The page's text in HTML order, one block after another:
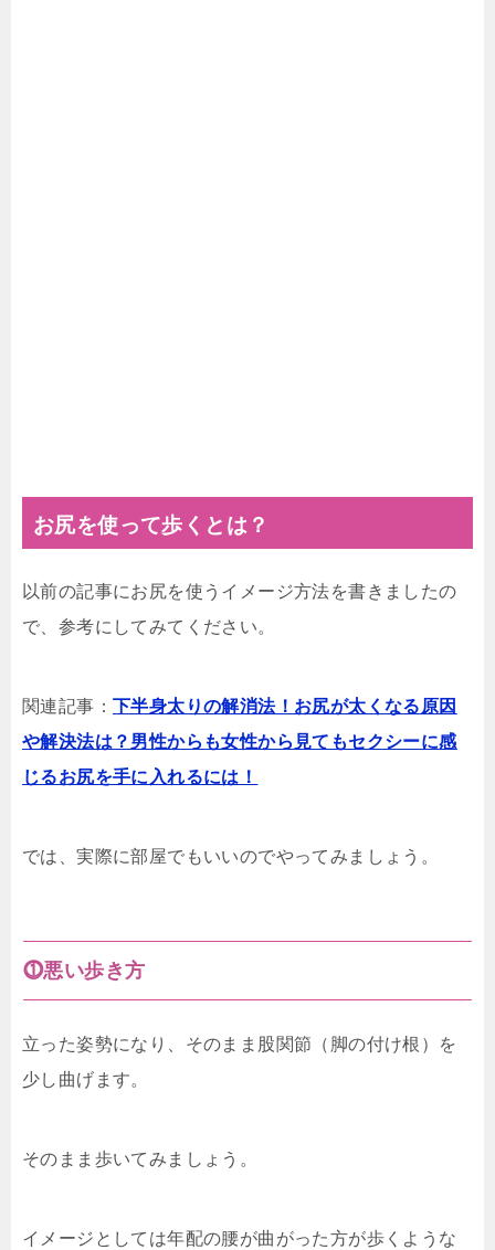
お尻を使って歩くとは？
以前の記事にお尻を使うイメージ方法を書きましたの
で、参考にしてみてください。
関連記事： 下半身太りの解消法！お尻が太くなる原因
や解決法は？男性からも女性から見てもセクシーに感
じるお尻を手に入れるには！
では、実際に部屋でもいいのでやってみましょう。
⓵悪い歩き方
立った姿勢になり、そのまま股関節（脚の付け根）を
少し曲げます。
そのまま歩いてみましょう。
イメージとしては年配の腰が曲がった方が歩くような